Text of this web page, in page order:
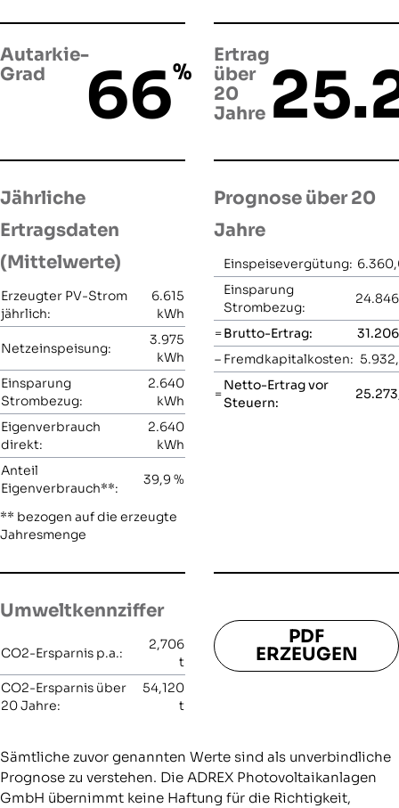
Autarkie-
Grad
66%
Ertrag
über
20
Jahre
Jährliche
Ertragsdaten
(Mittelwerte)
Erzeugter PV-Strom
jährlich:
6.615
kWh
Netzeinspeisung:
3.975
kWh
Einsparung
Strombezug:
2.640
kWh
Eigenverbrauch
direkt:
2.640
kWh
Anteil
Eigenverbrauch**:
39,9 %
** bezogen auf die erzeugte
Jahresmenge
Prognose über 20
Jahre
Einspeisevergütung:
Einsparung
Strombezug:
=Brutto-Ertrag:
– Fremdkapitalkosten:
=
Netto-Ertrag vor
Steuern:
Umweltkennziffer
CO2-Ersparnis p.a.:
2,706
t
CO2-Ersparnis über
20 Jahre:
54,120
t
PDF
ERZEUGEN
Sämtliche zuvor genannten Werte sind als unverbindliche
Prognose zu verstehen. Die ADREX Photovoltaikanlagen
GmbH übernimmt keine Haftung für die Richtigkeit,